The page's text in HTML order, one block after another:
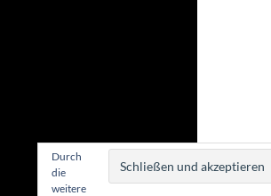
Durch
die
weitere